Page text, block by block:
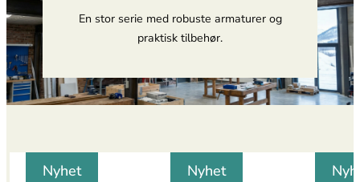
En stor serie med robuste armaturer og
praktisk tilbehør.
Nyhet Nyhet